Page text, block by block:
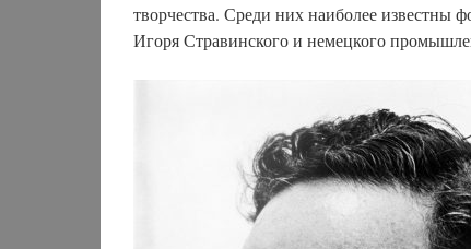
творчества. Среди них наиболее известны
Игоря Стравинского и немецкого